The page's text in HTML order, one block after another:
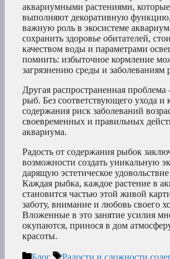
аквариумными растениями,
выполняют декоративную
важную роль в экосистеме
сохранить здоровье обитателей,
качеством воды и параметрами
помнить: избыточное кормление
загрязнению среды и заболеваниям
Другая распространенная
рыб. Без соответствующего ухода и
содержания риск заболеваний
своевременных и правильных
аквариума.
Радость от содержания рыбок
возможности создать уникальную
дарящую эстетическое
Каждая рыбка, каждое растение в
становится частью этой живой
заботу, внимание и любовь своего
Вложенные в это занятие усилия
окупаются, принося в дом
красоты.
РубрикиМетки